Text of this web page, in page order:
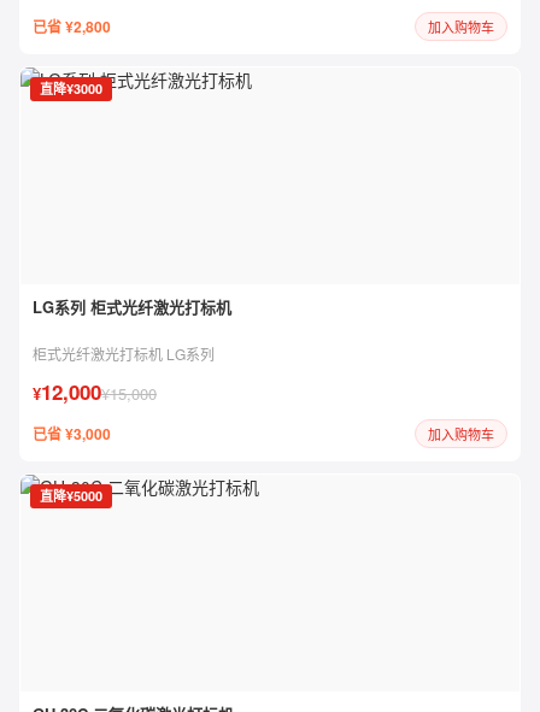
已省 ¥2,800 加入购物车
直降¥3000
LG系列 柜式光纤激光打标机
柜式光纤激光打标机 LG系列
¥12,000¥15,000
已省 ¥3,000 加入购物车
直降¥5000